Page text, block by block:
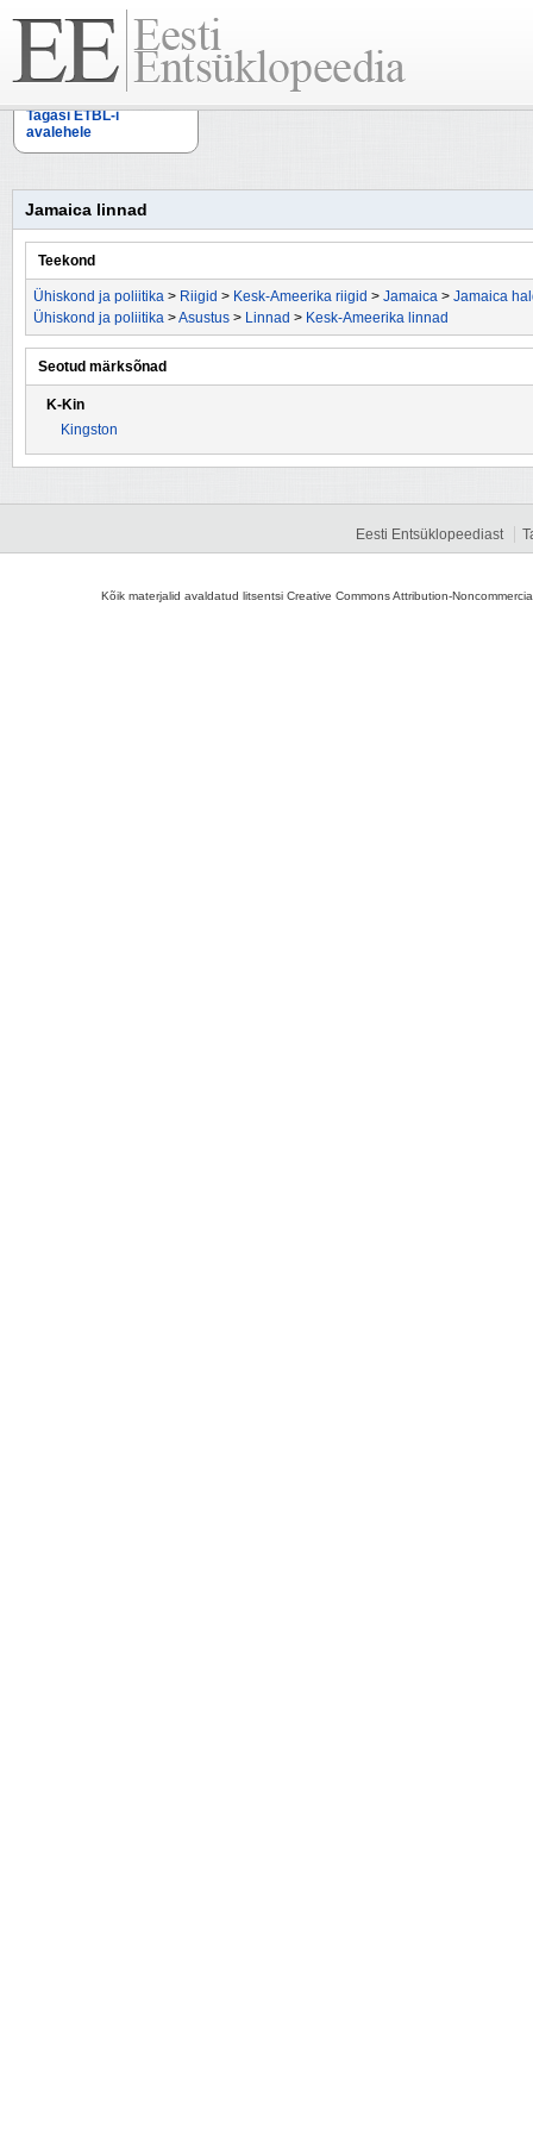
Tagasi ETBL-i
avalehele
Jamaica linnad
Teekond
Ühiskond ja poliitika > Riigid > Kesk-Ameerika riigid > Jamaica > Jamaica
Ühiskond ja poliitika >Asustus > Linnad > Kesk-Ameerika linnad
Seotud märksõnad
K-Kin
Kingston
Eesti Entsüklopeediast
Kõik materjalid avaldatud litsentsi Creative Commons Attribution-